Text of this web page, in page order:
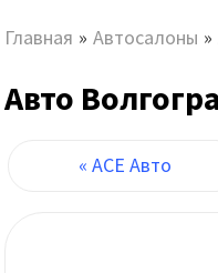
Главная » Автосалоны »
Авто
« АСЕ Авто